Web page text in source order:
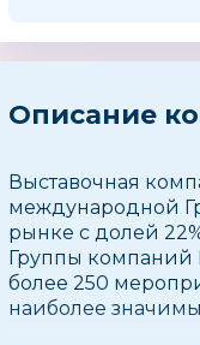
Описание
Выставочная
международной
рынке с долей
Группы компаний
более 250
наиболее